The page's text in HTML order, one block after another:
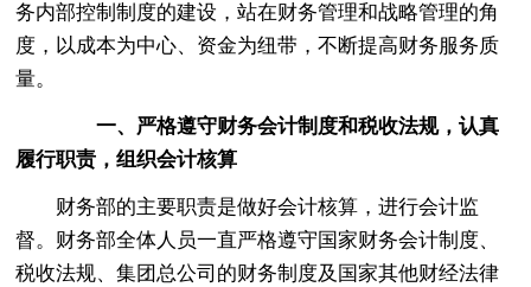
务内部控制制度的建设，站在财务管理和战略管理的角
度，以成本为中心、资金为纽带，不断提高财务服务质
量。
一、严格遵守财务会计制度和税收法规，认真
履行职责，组织会计核算
财务部的主要职责是做好会计核算，进行会计监
督。财务部全体人员一直严格遵守国家财务会计制度、
税收法规、集团总公司的财务制度及国家其他财经法律